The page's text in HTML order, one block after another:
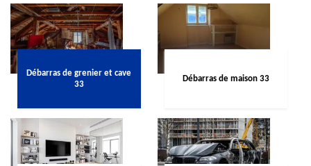
Débarras de grenier et cave
33
Débarras de maison 33